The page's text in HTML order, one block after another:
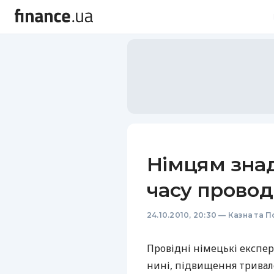
Німцям
часу
24.10.2010, 20:30 — Казна та
Провідні німецькі
нині, підвищення